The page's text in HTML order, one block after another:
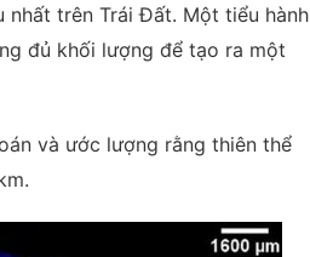
nhất trên Trái Đất. Một tiểu hành
đủ khối lượng để tạo ra một
và ước lượng rằng thiên thể